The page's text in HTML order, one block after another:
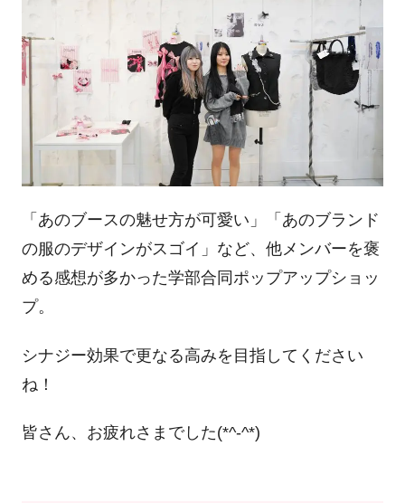
「あのブースの魅せ方が可愛い」「あのブランド
の服のデザインがスゴイ」など、他メンバーを褒
める感想が多かった学部合同ポップアップショッ
プ。
シナジー効果で更なる高みを目指してください
ね！
皆さん、お疲れさまでした(*^-^*)